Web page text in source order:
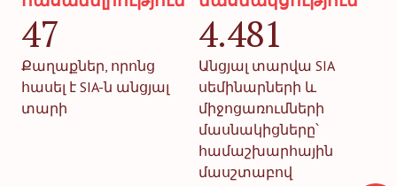
47
Քաղաքներ, որոնց
հասել է SIA-ն անցյալ
տարի
4.481
Անցյալ տարվա SIA
սեմինարների և
միջոցառումների
մասնակիցները՝
համաշխարհային
մասշտաբով